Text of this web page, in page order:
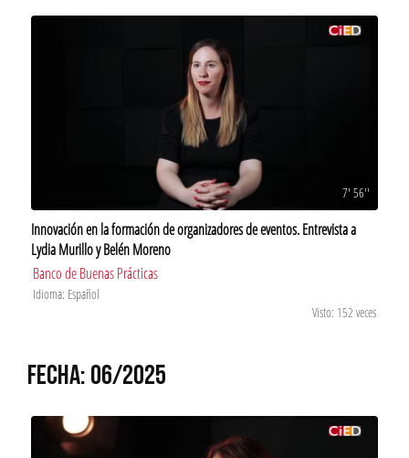
7' 56''
Innovación en la formación de organizadores de eventos. Entrevista a
Lydia Murillo y Belén Moreno
Banco de Buenas Prácticas
Idioma: Español
Visto: 152 veces
FECHA: 06/2025